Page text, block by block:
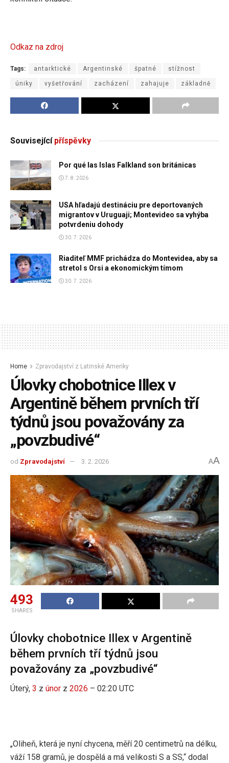
Odkaz na zdroj
Tags: antarktické Argentinské špatné stížnost
úniky vyšetřování zacházení zahajuje základně
Souvisejícípříspěvky
Por qué las Islas Falkland son británicas
7. 8. 2026
USA hľadajú destináciu pre deportovaných
migrantov v Uruguaji; Montevideo sa vyhýba
potvrdeniu dohody
30. 7. 2026
Riaditeľ MMF prichádza do Montevidea, aby sa
stretol s Orsi a ekonomickým tímom
30. 7. 2026
Home Zpravodajství z Latinské Ameriky
Úlovky chobotnice Illex v
Argentině během prvních tří
týdnů jsou považovány za
„povzbudivé“
od Zpravodajství 3. 2. 2026 AA
493
SHARES
Úlovky chobotnice Illex v Argentině
během prvních tří týdnů jsou
považovány za „povzbudivé“
Úterý, 3 z únor z 2026 – 02:20 UTC
„Oliheň, která je nyní chycena, měří 20 centimetrů na délku,
váží 158 gramů, je dospělá a má velikosti S a SS,“ dodal